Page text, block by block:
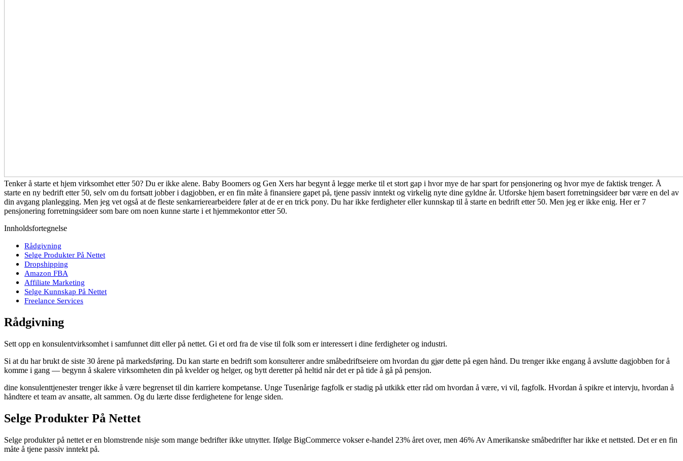
Tenker å starte et hjem virksomhet etter 50? Du er ikke alene. Baby Boomers og Gen Xers har begynt å legge merke til et stort gap i hvor mye de har spart for pensjonering og hvor mye de faktisk trenger. Å
starte en ny bedrift etter 50, selv om du fortsatt jobber i dagjobben, er en fin måte å finansiere gapet på, tjene passiv inntekt og virkelig nyte dine gyldne år. Utforske hjem basert forretningsideer bør være en del av
din avgang planlegging. Men jeg vet også at de fleste senkarrierearbeidere føler at de er en trick pony. Du har ikke ferdigheter eller kunnskap til å starte en bedrift etter 50. Men jeg er ikke enig. Her er 7
pensjonering forretningsideer som bare om noen kunne starte i et hjemmekontor etter 50.
Innholdsfortegnelse
Rådgivning
Selge Produkter På Nettet
Dropshipping
Amazon FBA
Affiliate Marketing
Selge Kunnskap På Nettet
Freelance Services
Rådgivning
Sett opp en konsulentvirksomhet i samfunnet ditt eller på nettet. Gi et ord fra de vise til folk som er interessert i dine ferdigheter og industri.
Si at du har brukt de siste 30 årene på markedsføring. Du kan starte en bedrift som konsulterer andre småbedriftseiere om hvordan du gjør dette på egen hånd. Du trenger ikke engang å avslutte dagjobben for å
komme i gang — begynn å skalere virksomheten din på kvelder og helger, og bytt deretter på heltid når det er på tide å gå på pensjon.
dine konsulenttjenester trenger ikke å være begrenset til din karriere kompetanse. Unge Tusenårige fagfolk er stadig på utkikk etter råd om hvordan å være, vi vil, fagfolk. Hvordan å spikre et intervju, hvordan å
håndtere et team av ansatte, alt sammen. Og du lærte disse ferdighetene for lenge siden.
Selge Produkter På Nettet
Selge produkter på nettet er en blomstrende nisje som mange bedrifter ikke utnytter. Ifølge BigCommerce vokser e-handel 23% året over, men 46% Av Amerikanske småbedrifter har ikke et nettsted. Det er en fin
måte å tjene passiv inntekt på.